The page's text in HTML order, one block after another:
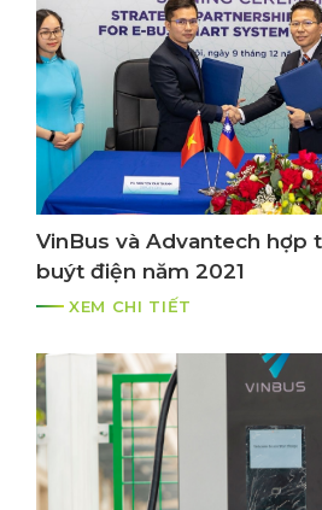
VinBus và Advantech hợp
buýt điện năm 2021
XEM CHI TIẾT